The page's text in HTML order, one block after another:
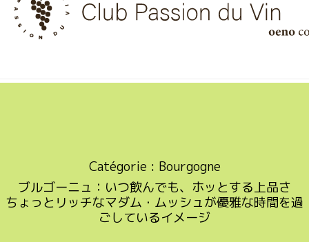
Skip
content
Catégorie : Bourgogne
ブルゴーニュ：いつ飲んでも、ホッとする上品さ
ちょっとリッチなマダム・ムッシュが優雅な時間を過
ごしているイメージ